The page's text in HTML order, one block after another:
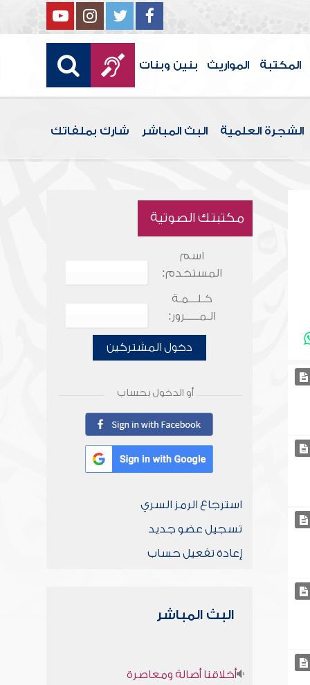
المكتبة المواريث بنين وبنات
الشجرة العلمية البث المباشر شارك بملفاتك
مكتبتك الصوتية
اسم
المستخدم:
كـلـــمـة
الـمـــــرور:
دخول المشتركين
أو الدخول بحساب
استرجاع الرمز السري
تسجيل عضو جديد
إعادة تفعيل حساب
البث المباشر
أخلاقنا أصالة ومعاصرة